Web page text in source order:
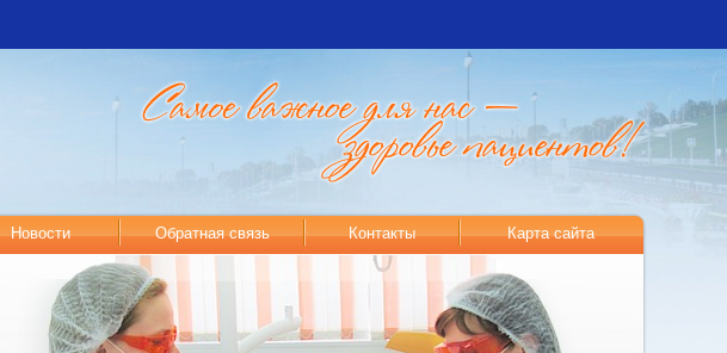
Новости Обратная связь Контакты Карта сайта